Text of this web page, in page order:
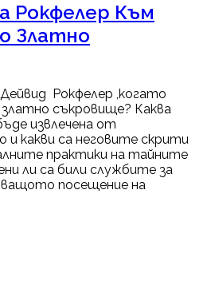
Рокфелер Към
Златно
Рокфелер ,когато
съкровище? Каква
извлечена от
какви са неговите скрити
практики на тайните
ли са били службите за
посещение на